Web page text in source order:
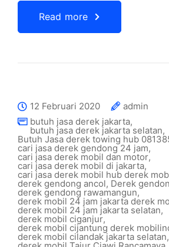
Read more
12 Februari 2020
admin
butuh jasa derek jakarta,
butuh jasa derek jakarta selatan,
Butuh Jasa derek towing hub
cari jasa derek gendong 24 jam,
cari jasa derek mobil dan motor,
cari jasa derek mobil di jakarta,
cari jasa derek mobil hub derek
derek gendong ancol, Derek
derek gendong rawamangun,
derek mobil 24 jam jakarta derek
derek mobil 24 jam jakarta selatan,
derek mobil ciganjur,
derek mobil cijantung derek
derek mobil cilandak jakarta selatan,